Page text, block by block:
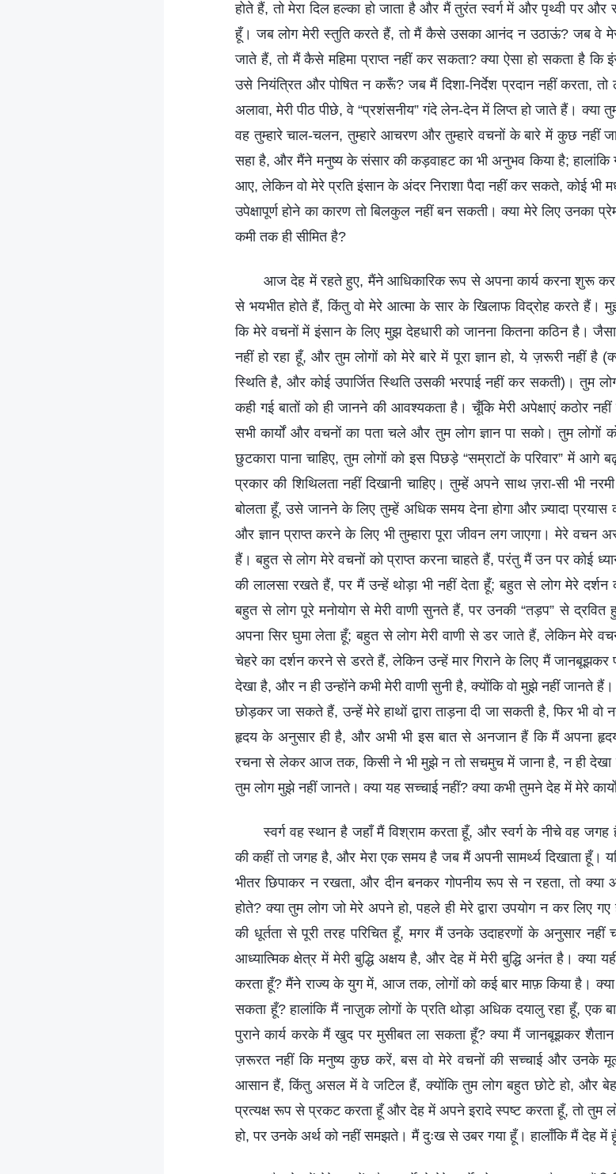
होते हैं, तो मेरा दिल हल्का हो जाता है और मैं तुरंत स्वर्ग में और पृथ्वी पर और
हूँ। जब लोग मेरी स्तुति करते हैं, तो मैं कैसे उसका आनंद न उठाऊं? जब वे मेरी
जाते हैं, तो मैं कैसे महिमा प्राप्त नहीं कर सकता? क्या ऐसा हो सकता है
उसे नियंत्रित और पोषित न करूँ? जब मैं दिशा-निर्देश प्रदान नहीं करता,
अलावा, मेरी पीठ पीछे, वे “प्रशंसनीय” गंदे लेन-देन में लिप्त हो जाते हैं।
वह तुम्हारे चाल-चलन, तुम्हारे आचरण और तुम्हारे वचनों के बारे में कुछ नहीं
सहा है, और मैंने मनुष्य के संसार की कड़वाहट का भी अनुभव किया है; हालांकि
आए, लेकिन वो मेरे प्रति इंसान के अंदर निराशा पैदा नहीं कर सकते, कोई भी
उपेक्षापूर्ण होने का कारण तो बिलकुल नहीं बन सकती। क्या मेरे लिए उनका
कमी तक ही सीमित है?
आज देह में रहते हुए, मैंने आधिकारिक रूप से अपना कार्य करना शुरू कर
से भयभीत होते हैं, किंतु वो मेरे आत्मा के सार के खिलाफ विद्रोह करते हैं।
कि मेरे वचनों में इंसान के लिए मुझ देहधारी को जानना कितना कठिन है।
नहीं हो रहा हूँ, और तुम लोगों को मेरे बारे में पूरा ज्ञान हो, ये ज़रूरी नहीं है
स्थिति है, और कोई उपार्जित स्थिति उसकी भरपाई नहीं कर सकती)। तुम
कही गई बातों को ही जानने की आवश्यकता है। चूँकि मेरी अपेक्षाएं कठोर
सभी कार्यों और वचनों का पता चले और तुम लोग ज्ञान पा सको। तुम लोगों
छुटकारा पाना चाहिए, तुम लोगों को इस पिछड़े “सम्राटों के परिवार” में
प्रकार की शिथिलता नहीं दिखानी चाहिए। तुम्हें अपने साथ ज़रा-सी भी
बोलता हूँ, उसे जानने के लिए तुम्हें अधिक समय देना होगा और ज़्यादा
और ज्ञान प्राप्त करने के लिए भी तुम्हारा पूरा जीवन लग जाएगा। मेरे वचन
हैं। बहुत से लोग मेरे वचनों को प्राप्त करना चाहते हैं, परंतु मैं उन पर कोई
की लालसा रखते हैं, पर मैं उन्हें थोड़ा भी नहीं देता हूँ; बहुत से लोग मेरे दर्शन
बहुत से लोग पूरे मनोयोग से मेरी वाणी सुनते हैं, पर उनकी “तड़प” से
अपना सिर घुमा लेता हूँ; बहुत से लोग मेरी वाणी से डर जाते हैं, लेकिन मेरे
चेहरे का दर्शन करने से डरते हैं, लेकिन उन्हें मार गिराने के लिए मैं जानबूझकर
देखा है, और न ही उन्होंने कभी मेरी वाणी सुनी है, क्योंकि वो मुझे नहीं जानते हैं।
छोड़कर जा सकते हैं, उन्हें मेरे हाथों द्वारा ताड़ना दी जा सकती है, फिर भी
हृदय के अनुसार ही है, और अभी भी इस बात से अनजान हैं कि मैं अपना
रचना से लेकर आज तक, किसी ने भी मुझे न तो सचमुच में जाना है, न ही देखा
तुम लोग मुझे नहीं जानते। क्या यह सच्चाई नहीं? क्या कभी तुमने देह में मेरे
स्वर्ग वह स्थान है जहाँ मैं विश्राम करता हूँ, और स्वर्ग के नीचे वह
की कहीं तो जगह है, और मेरा एक समय है जब मैं अपनी सामर्थ्य दिखाता हूँ।
भीतर छिपाकर न रखता, और दीन बनकर गोपनीय रूप से न रहता, तो
होते? क्या तुम लोग जो मेरे अपने हो, पहले ही मेरे द्वारा उपयोग न कर लिए गए
की धूर्तता से पूरी तरह परिचित हूँ, मगर मैं उनके उदाहरणों के अनुसार
आध्यात्मिक क्षेत्र में मेरी बुद्धि अक्षय है, और देह में मेरी बुद्धि अनंत है। क्या
करता हूँ? मैंने राज्य के युग में, आज तक, लोगों को कई बार माफ़ किया है।
सकता हूँ? हालांकि मैं नाज़ुक लोगों के प्रति थोड़ा अधिक दयालु रहा हूँ, एक
पुराने कार्य करके मैं खुद पर मुसीबत ला सकता हूँ? क्या मैं जानबूझकर
ज़रूरत नहीं कि मनुष्य कुछ करें, बस वो मेरे वचनों की सच्चाई और उनके
आसान हैं, किंतु असल में वे जटिल हैं, क्योंकि तुम लोग बहुत छोटे हो, और
प्रत्यक्ष रूप से प्रकट करता हूँ और देह में अपने इरादे स्पष्ट करता हूँ, तो तुम
हो, पर उनके अर्थ को नहीं समझते। मैं दुःख से उबर गया हूँ। हालाँकि मैं देह